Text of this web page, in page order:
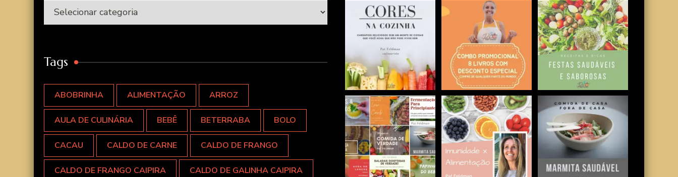
Categorias
Tags
ABOBRINHA ALIMENTAÇÃO ARROZ
AULA DE CULINÁRIA BEBÊ BETERRABA BOLO
CACAU CALDO DE CARNE CALDO DE FRANGO
CALDO DE FRANGO CAIPIRA CALDO DE GALINHA CAIPIRA